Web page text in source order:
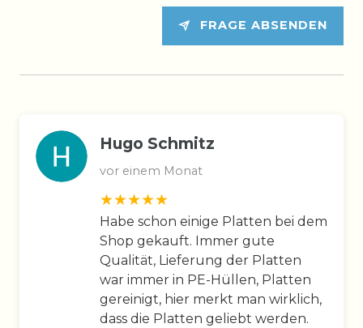
FRAGE ABSENDEN
Hugo Schmitz
vor einem Monat
Habe schon einige Platten bei dem
Shop gekauft. Immer gute
Qualität, Lieferung der Platten
war immer in PE-Hüllen, Platten
gereinigt, hier merkt man wirklich,
dass die Platten geliebt werden.